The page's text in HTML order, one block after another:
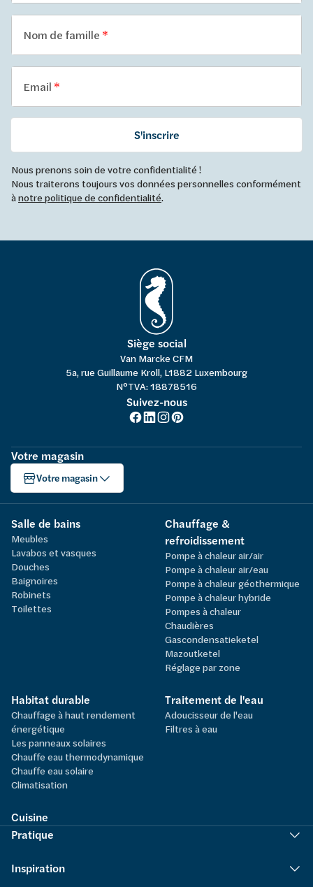
Nom de famille
Email
S'inscrire
Nous prenons soin de votre confidentialité !
Nous traiterons toujours vos données personnelles conformément
ànotre politique de confidentialité.
Siège social
Van Marcke CFM
5a, rue Guillaume Kroll, L1882 Luxembourg
N°TVA: 18878516
Suivez-nous
Votre magasin
Votre magasin
Salle de bains
Meubles
Lavabos et vasques
Douches
Baignoires
Robinets
Toilettes
Chauffage &
refroidissement
Pompe à chaleur air/air
Pompe à chaleur air/eau
Pompe à chaleur géothermique
Pompe à chaleur hybride
Pompes à chaleur
Chaudières
Gascondensatieketel
Mazoutketel
Réglage par zone
Habitat durable
Chauffage à haut rendement
énergétique
Les panneaux solaires
Chauffe eau thermodynamique
Chauffe eau solaire
Climatisation
Traitement de l'eau
Adoucisseur de l'eau
Filtres à eau
Cuisine
Pratique
Inspiration